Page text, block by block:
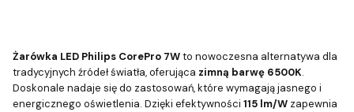
Żarówka LED Philips CorePro 7Wto nowoczesna alternatywa dla
tradycyjnych źródeł światła, oferująca zimną barwę 6500K.
Doskonale nadaje się do zastosowań, które wymagają jasnego i
energicznego oświetlenia. Dzięki efektywności 115 lm/W zapewnia